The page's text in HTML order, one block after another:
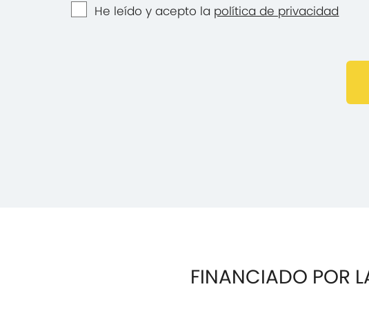
He leído y acepto la política de privacidad
FINANCIADO POR